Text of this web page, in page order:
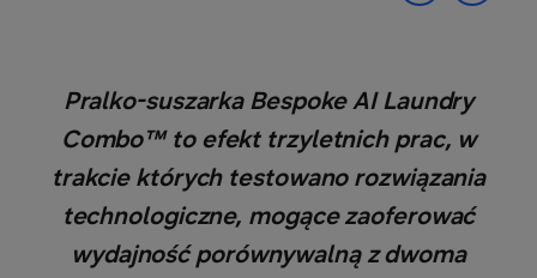
Pralko-suszarka Bespoke AI Laundry
Combo™ to efekt trzyletnich prac, w
trakcie których testowano rozwiązania
technologiczne, mogące zaoferować
wydajność porównywalną z dwoma